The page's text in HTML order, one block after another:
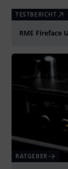
TESTBERICHT
RME Fireface
RATGEBER